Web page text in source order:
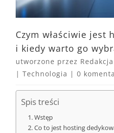
Czym właściwie jest
i kiedy warto go
utworzone przez
|Technologia |0
Spis treści
Wstęp
Co to jest hosting